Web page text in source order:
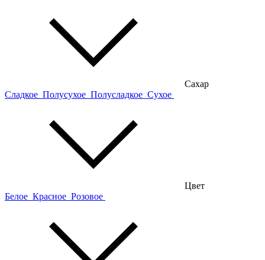
Сахар
Сладкое Полусухое Полусладкое Сухое
Цвет
Белое Красное Розовое